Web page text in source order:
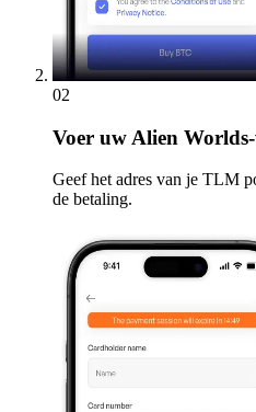
02
Voer uw Alien
Geef het adres van je TLM
de betaling.